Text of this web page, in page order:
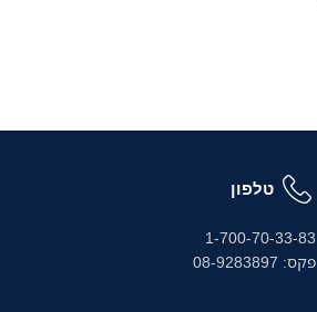
טלפון
1-700-70-33-83
פקס: 08-9283897